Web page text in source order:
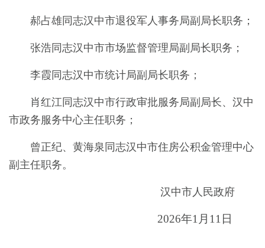
郝占雄同志汉中市退役军人事务局副局长职务；
张浩同志汉中市市场监督管理局副局长职务；
李霞同 志汉中市统计局副局长职务；
肖红江同志汉中市行政审批服务局副局长、汉中
市政务服务中心主任职务；
曾正纪、黄海泉同志汉中市住房公积金管理中心
副主任职务。
汉中市人民政府
2026年1月11日